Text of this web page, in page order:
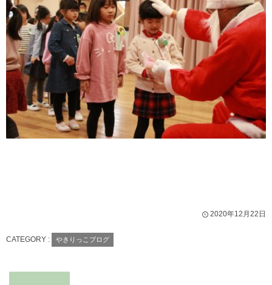
2020年12月22日
CATEGORY : やきりっこブログ